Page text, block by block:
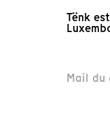
Tënk
Mail